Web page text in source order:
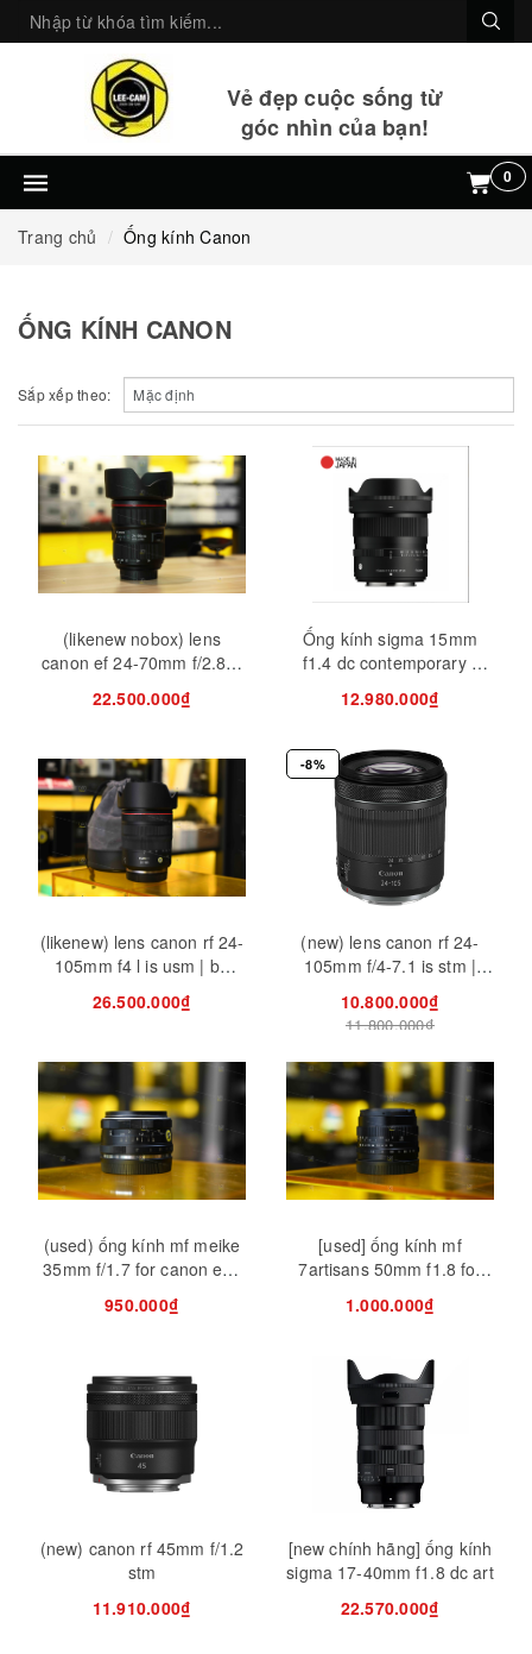
Vẻ đẹp cuộc sống từ
góc nhìn của bạn!
0
Trang chủ Ống kính Canon
ỐNG KÍNH CANON
Sắp xếp theo:
(likenew nobox) lens
canon ef 24-70mm f/2.8l ii
22.500.000₫
Ống kính sigma 15mm
f1.4 dc contemporary -
ngàm sony/fuji/canon rf
12.980.000₫
(likenew) lens canon rf 24-
105mm f4 l is usm | bh
hãng 01/2028
26.500.000₫
-8%
(new) lens canon rf 24-
105mm f/4-7.1 is stm |
hàng chính hãng
10.800.000₫
11.800.000₫
(used) ống kính mf meike
35mm f/1.7 for canon eos
950.000₫
[used] ống kính mf
7artisans 50mm f1.8 for
canon eos m
1.000.000₫
(new) canon rf 45mm f/1.2
stm
11.910.000₫
[new chính hãng] ống kính
sigma 17-40mm f1.8 dc art
22.570.000₫